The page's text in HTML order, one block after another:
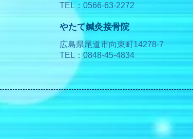
TEL：0566-63-2272
やたて鍼灸接骨院
広島県尾道市向東町14278-7
TEL：0848-45-4834